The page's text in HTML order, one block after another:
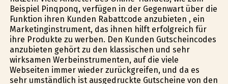
Beispiel Pinqponq, verfügen in der Gegenwart über die
Funktion ihren Kunden Rabattcode anzubieten , ein
Marketinginstrument, das ihnen hilft erfolgreich für
ihre Produkte zu werben. Den Kunden Gutscheincodes
anzubieten gehört zu den klassischen und sehr
wirksamen Werbeinstrumenten, auf die viele
Webseiten immer wieder zurückgreifen, und da es
sehr umständlich ist ausgedruckte Gutscheine von den